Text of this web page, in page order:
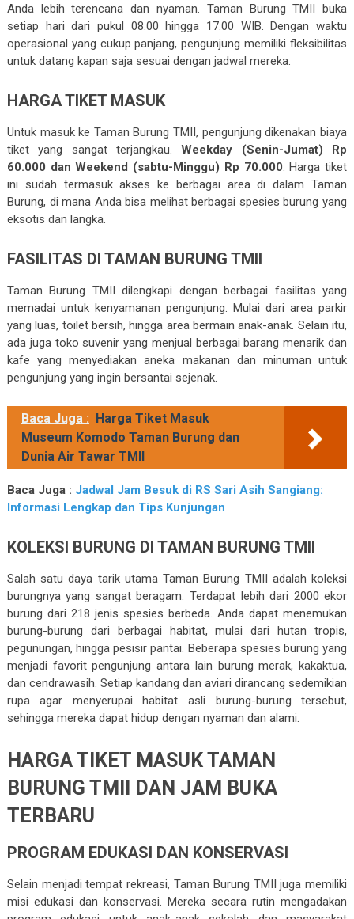
Anda lebih terencana dan nyaman. Taman Burung TMII buka
setiap hari dari pukul 08.00 hingga 17.00 WIB. Dengan waktu
operasional yang cukup panjang, pengunjung memiliki fleksibilitas
untuk datang kapan saja sesuai dengan jadwal mereka.
HARGA TIKET MASUK
Untuk masuk ke Taman Burung TMII, pengunjung dikenakan biaya
tiket yang sangat terjangkau.Weekday (Senin-Jumat) Rp
60.000 dan Weekend (sabtu-Minggu) Rp 70.000. Harga tiket
ini sudah termasuk akses ke berbagai area di dalam Taman
Burung, di mana Anda bisa melihat berbagai spesies burung yang
eksotis dan langka.
FASILITAS DI TAMAN BURUNG TMII
Taman Burung TMII dilengkapi dengan berbagai fasilitas yang
memadai untuk kenyamanan pengunjung. Mulai dari area parkir
yang luas, toilet bersih, hingga area bermain anak-anak. Selain itu,
ada juga toko suvenir yang menjual berbagai barang menarik dan
kafe yang menyediakan aneka makanan dan minuman untuk
pengunjung yang ingin bersantai sejenak.
Baca Juga : Harga Tiket Masuk
Museum Komodo Taman Burung dan
Dunia Air Tawar TMII
Baca Juga : Jadwal Jam Besuk di RS Sari Asih Sangiang:
Informasi Lengkap dan Tips Kunjungan
KOLEKSI BURUNG DI TAMAN BURUNG TMII
Salah satu daya tarik utama Taman Burung TMII adalah koleksi
burungnya yang sangat beragam. Terdapat lebih dari 2000 ekor
burung dari 218 jenis spesies berbeda. Anda dapat menemukan
burung-burung dari berbagai habitat, mulai dari hutan tropis,
pegunungan, hingga pesisir pantai. Beberapa spesies burung yang
menjadi favorit pengunjung antara lain burung merak, kakaktua,
dan cendrawasih. Setiap kandang dan aviari dirancang sedemikian
rupa agar menyerupai habitat asli burung-burung tersebut,
sehingga mereka dapat hidup dengan nyaman dan alami.
HARGA TIKET MASUK TAMAN
BURUNG TMII DAN JAM BUKA
TERBARU
PROGRAM EDUKASI DAN KONSERVASI
Selain menjadi tempat rekreasi, Taman Burung TMII juga memiliki
misi edukasi dan konservasi. Mereka secara rutin mengadakan